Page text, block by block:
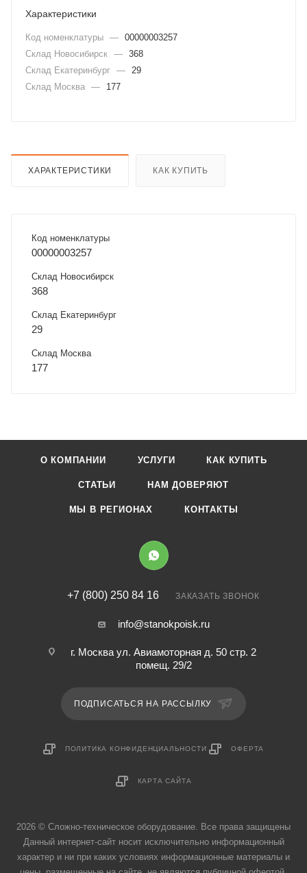
Характеристики
Код номенклатуры — 00000003257
Склад Новосибирск — 368
Склад Екатеринбург — 29
Склад Москва — 177
ХАРАКТЕРИСТИКИ КАК КУПИТЬ
Код номенклатуры
00000003257
Склад Новосибирск
368
Склад Екатеринбург
29
Склад Москва
177
О КОМПАНИИ УСЛУГИ КАК КУПИТЬ
СТАТЬИ НАМ ДОВЕРЯЮТ
МЫ В РЕГИОНАХ КОНТАКТЫ
+7 (800) 250 84 16 ЗАКАЗАТЬ ЗВОНОК
info@stanokpoisk.ru
г. Москва ул. Авиамоторная д. 50 стр. 2
помещ. 29/2
ПОДПИСАТЬСЯ НА РАССЫЛКУ
ПОЛИТИКА КОНФИДЕНЦИАЛЬНОСТИ ОФЕРТА
КАРТА САЙТА
2026 © Сложно-техническое оборудование. Все права защищены
Данный интернет-сайт носит исключительно информационный
характер и ни при каких условиях информационные материалы и